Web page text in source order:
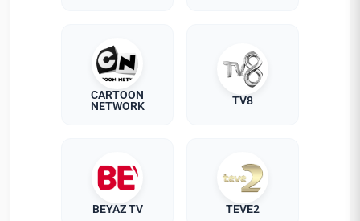
CARTOON
NETWORK
TV8
BEYAZ TV TEVE2